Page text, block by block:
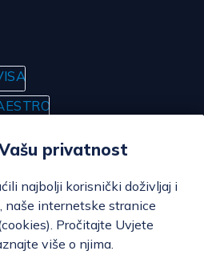
privatnost
najbolji korisnički doživljaj i
internetske stranice
Pročitajte Uvjete
više o njima.